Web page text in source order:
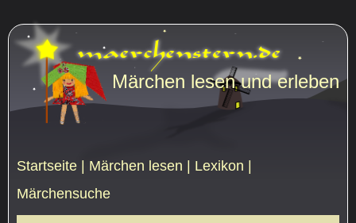
Startseite | Märchen lesen | Lexikon |
Märchensuche
Märchen lesen und erleben